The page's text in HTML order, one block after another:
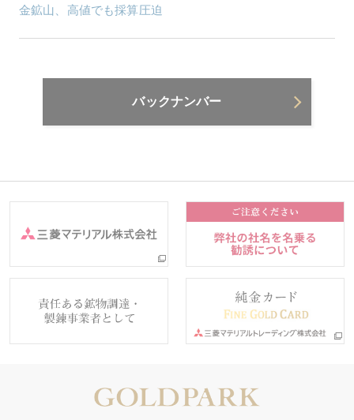
金鉱山、高値でも採算圧迫
バックナンバー